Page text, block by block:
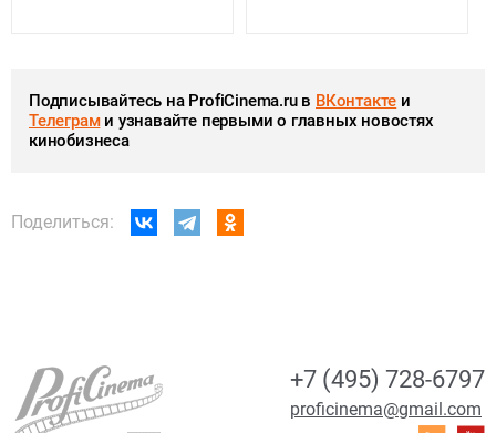
Подписывайтесь на ProfiCinema.ru в ВКонтакте и
Телеграми узнавайте первыми о главных новостях
кинобизнеса
Поделиться:
+7 (495) 728-6797
proficinema@gmail.com